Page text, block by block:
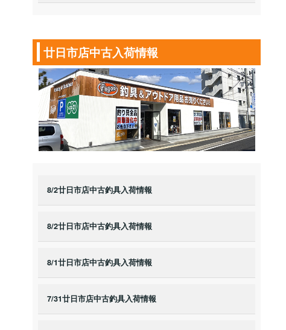
廿日市店中古入荷情報
8/2廿日市店中古釣具入荷情報
8/2廿日市店中古釣具入荷情報
8/1廿日市店中古釣具入荷情報
7/31廿日市店中古釣具入荷情報